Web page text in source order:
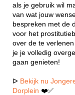
als je gebruik wil
van wat jouw
bespreken met de
voor het
over de te
je je volledig
gaan genieten!
ᐅ Bekijk nu
Dorplein ❤️✅